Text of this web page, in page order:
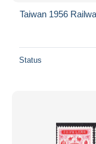
Taiwan 1956
Status